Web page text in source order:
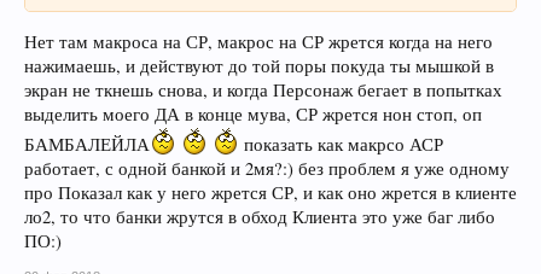
Нет там макроса на СР, макрос на СР жрется когда на него
нажимаешь, и действуют до той поры покуда ты мышкой в
экран не ткнешь снова, и когда Персонаж бегает в попытках
выделить моего ДА в конце мува, СР жрется нон стоп, оп
БАМБАЛЕЙЛА
показать как макрсо АСР
работает, с одной банкой и 2мя?:) без проблем я уже одному
про Показал как у него жрется СР, и как оно жрется в клиенте
ло2, то что банки жрутся в обход Клиента это уже баг либо
ПО:)